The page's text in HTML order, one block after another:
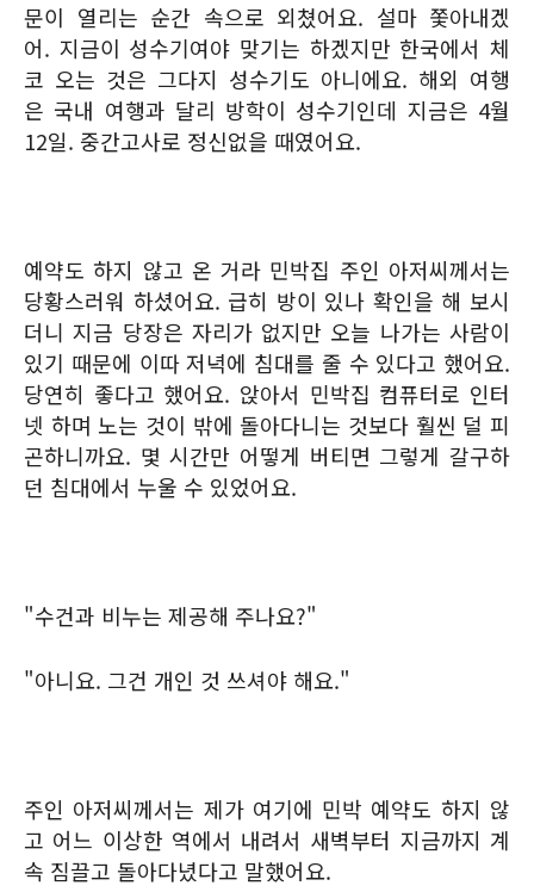
문이 열리는 순간 속으로 외쳤어요. 설마 쫓아내겠
어. 지금이 성수기여야 맞기는 하겠지만 한국에서 체
코 오는 것은 그다지 성수기도 아니에요. 해외 여행
은 국내 여행과 달리 방학이 성수기인데 지금은 4월
12일. 중간고사로 정신없을 때였어요.
예약도 하지 않고 온 거라 민박집 주인 아저씨께서는
당황스러워 하셨어요. 급히 방이 있나 확인을 해 보시
더니 지금 당장은 자리가 없지만 오늘 나가는 사람이
있기 때문에 이따 저녁에 침대를 줄 수 있다고 했어요.
당연히 좋다고 했어요. 앉아서 민박집 컴퓨터로 인터
넷 하며 노는 것이 밖에 돌아다니는 것보다 훨씬 덜 피
곤하니까요. 몇 시간만 어떻게 버티면 그렇게 갈구하
던 침대에서 누울 수 있었어요.
"수건과 비누는 제공해 주나요?"
"아니요. 그건 개인 것 쓰셔야 해요."
주인 아저씨께서는 제가 여기에 민박 예약도 하지 않
고 어느 이상한 역에서 내려서 새벽부터 지금까지 계
속 짐끌고 돌아다녔다고 말했어요.